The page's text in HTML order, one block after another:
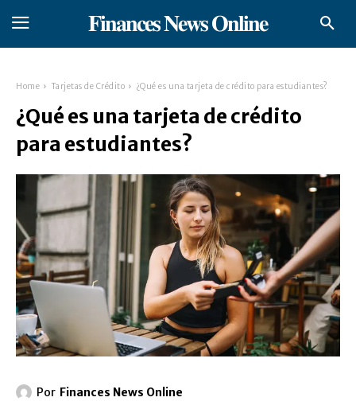
𝐅𝐢𝐧𝐚𝐧𝐜𝐞𝐬 𝐍𝐞𝐰𝐬 𝐎𝐧𝐥𝐢𝐧𝐞
Home Tarjetas de Crédito ¿Qué es una tarjeta de crédito para estudiantes?
¿Qué es una tarjeta de crédito
para estudiantes?
Por Finances News Online